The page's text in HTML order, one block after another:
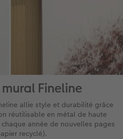
Fineline
allie style et durabilité grâce
réutilisable en métal de haute
année de nouvelles pages
recyclé).